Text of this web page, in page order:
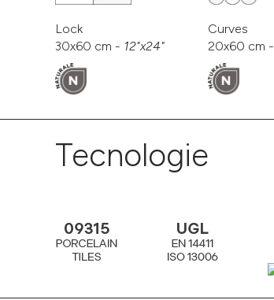
Lock
30x60 cm - 12"x24"
Curves
20x60 cm -
Tecnologie